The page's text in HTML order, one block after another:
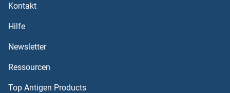
HIP1R Antikörper
HIP1 Antikörper
HINT3 Antikörper
Kontakt
Hilfe
Newsletter
Ressourcen
Top Antigen Products